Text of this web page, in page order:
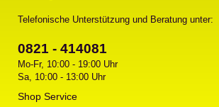
Telefonische Unterstützung und Beratung unter:
0821 - 414081
Mo-Fr, 10:00 - 19:00 Uhr
Sa, 10:00 - 13:00 Uhr
Shop Service